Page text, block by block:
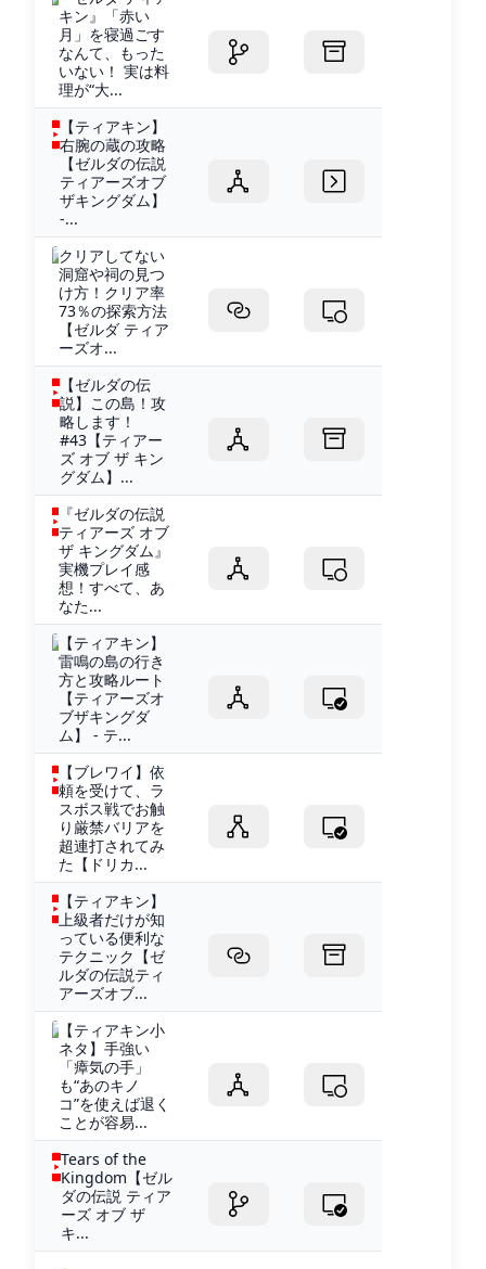
キン』「赤い
月」を寝過ごす
なんて、もった
いない！ 実は料
理が“大...
【ティアキン】
右腕の蔵の攻略
【ゼルダの伝説
ティアーズオブ
ザキングダム】
-...
クリアしてない
洞窟や祠の見つ
け方！クリア率
73％の探索方法
【ゼルダ ティア
ーズオ...
【ゼルダの伝
説】この島！攻
略します！
#43【ティアー
ズ オブ ザ キン
グダム】...
『ゼルダの伝説
ティアーズ オブ
ザ キングダム』
実機プレイ感
想！すべて、あ
なた...
【ティアキン】
雷鳴の島の行き
方と攻略ルート
【ティアーズオ
ブザキングダ
ム】 - テ...
【ブレワイ】依
頼を受けて、ラ
スボス戦でお触
り厳禁バリアを
超連打されてみ
た【ドリカ...
【ティアキン】
上級者だけが知
っている便利な
テクニック【ゼ
ルダの伝説ティ
アーズオブ...
【ティアキン小
ネタ】手強い
「瘴気の手」
も“あのキノ
コ”を使えば退く
ことが容易...
Tears of the
Kingdom【ゼル
ダの伝説 ティア
ーズ オブ ザ
キ...